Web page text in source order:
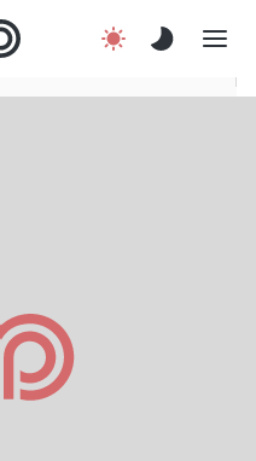
Rólunk
Korábbi évek